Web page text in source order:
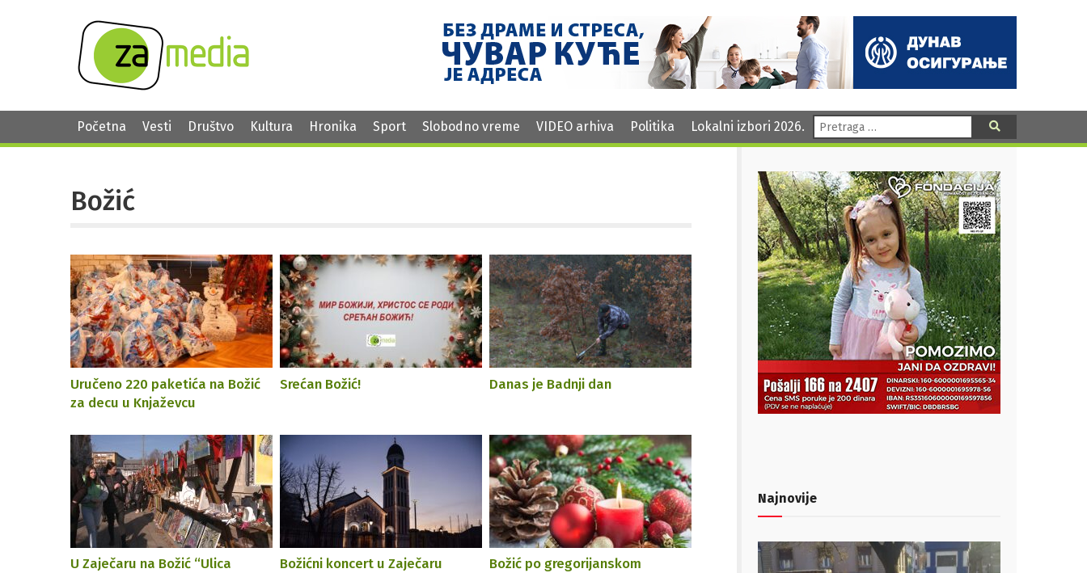
Početna Vesti Društvo Kultura Hronika Sport Slobodno vreme VIDEO arhiva Politika Lokalni izbori 2026. Pretraga:
Božić
Uručeno 220 paketića na Božić
za decu u Knjaževcu
Srećan Božić! Danas je Badnji dan
U Zaječaru na Božić “Ulica
Božićni koncert u Zaječaru
Božić po gregorijanskom
Najnovije